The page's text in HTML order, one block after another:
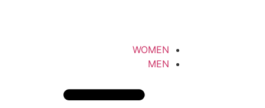
WOMEN
MEN